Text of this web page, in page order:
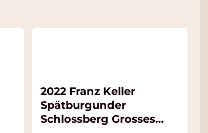
2022 Franz Keller
Spätburgunder
Schlossberg Grosses